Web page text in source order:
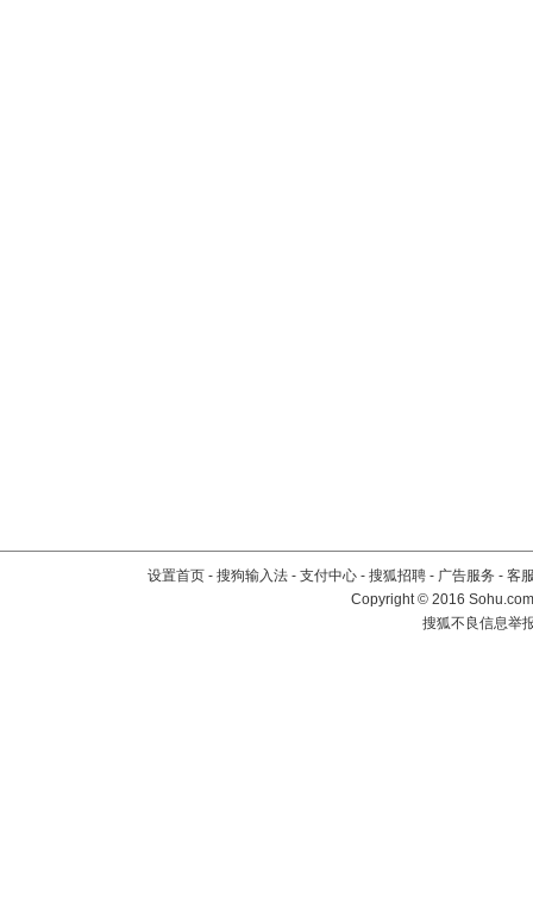
设置首页 - 搜狗输入法 - 支付中心 - 搜狐招聘 - 广告服务 - 客
Copyright©2016
搜狐不良信息举